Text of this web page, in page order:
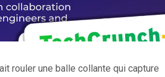
rouler une balle collante qui capture